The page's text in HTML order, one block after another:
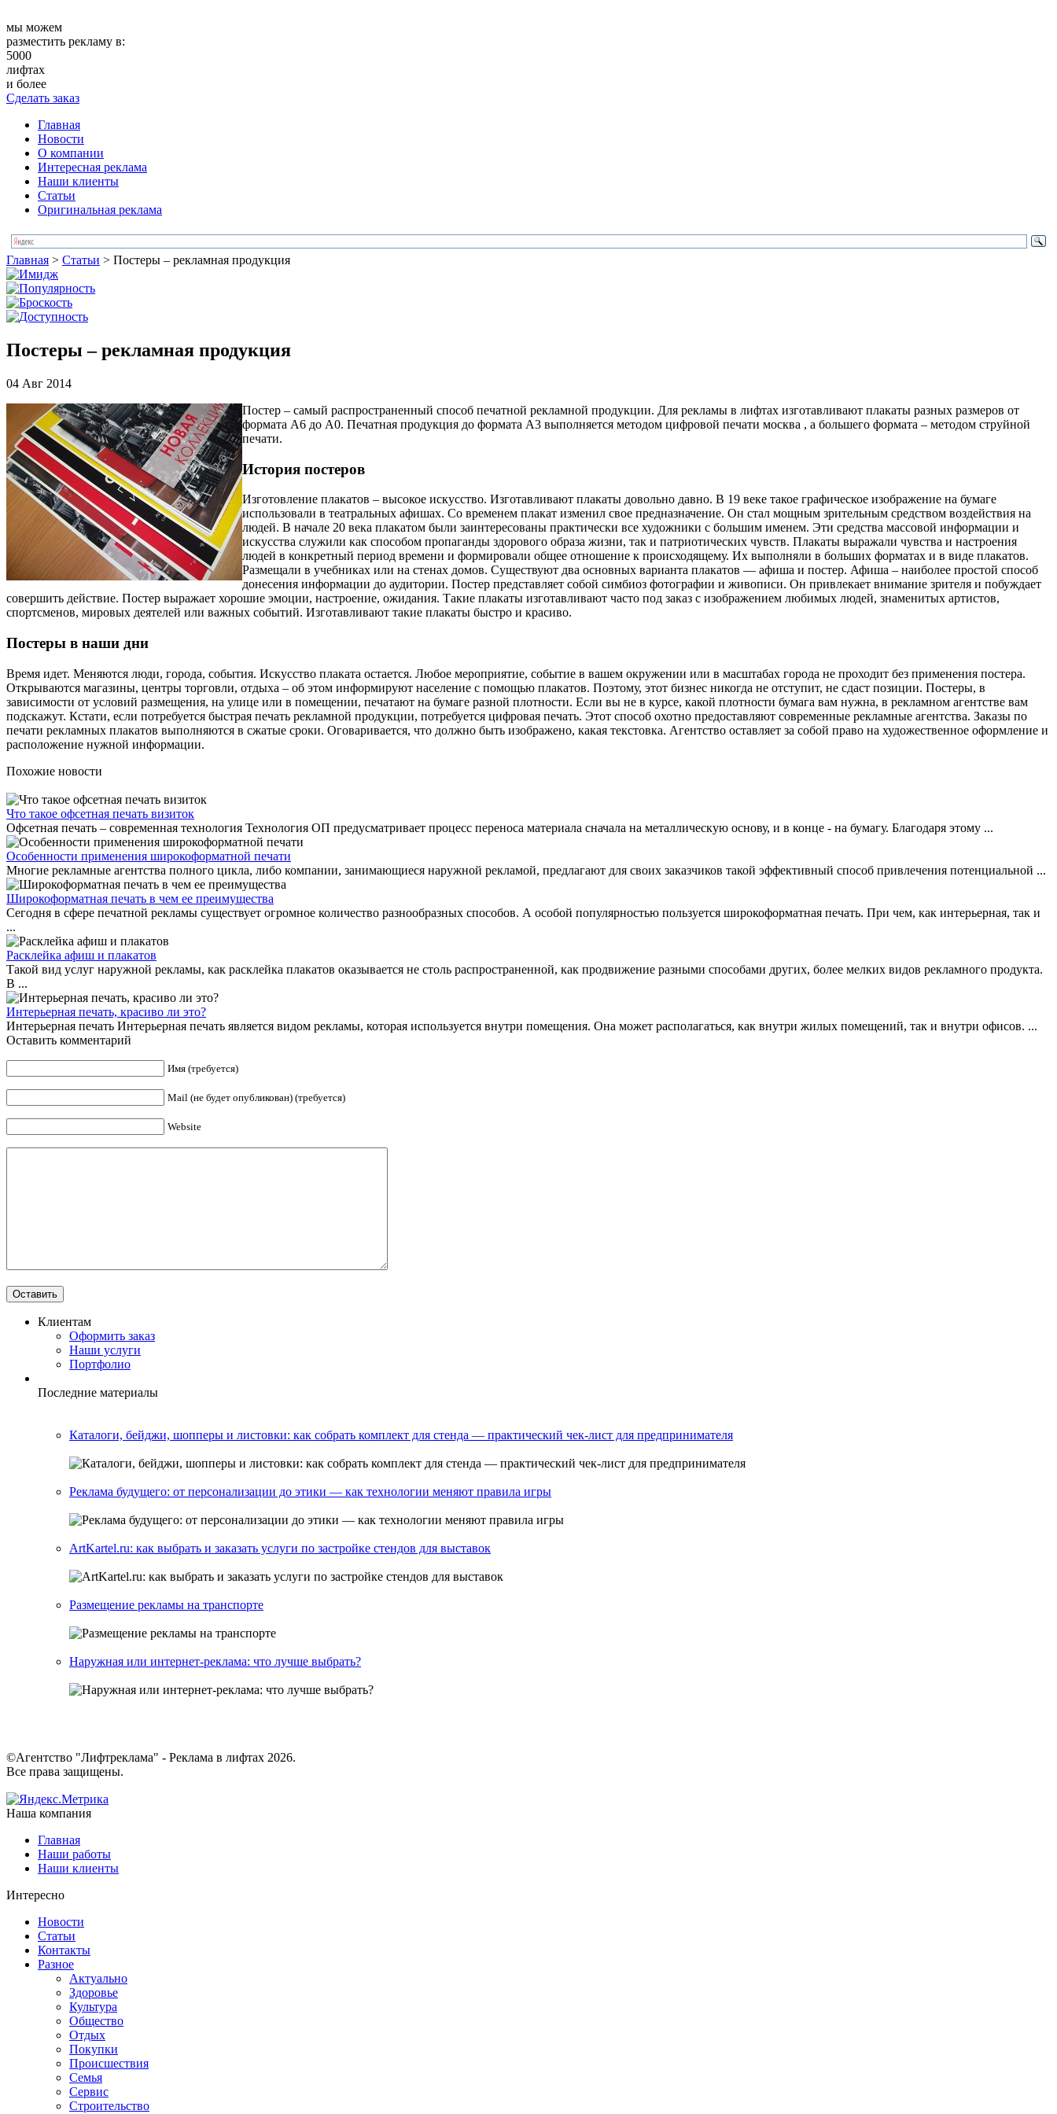
мы можем
разместить рекламу в:
5000
лифтах
и более
Сделать заказ
Главная
Новости
О компании
Интересная реклама
Наши клиенты
Статьи
Оригинальная реклама
Главная > Статьи > Постеры – рекламная продукция
Постеры – рекламная продукция
04 Авг 2014
Постер – самый распространенный способ печатной рекламной продукции. Для рекламы в лифтах изготавливают плакаты разных размеров от
формата А6 до А0. Печатная продукция до формата А3 выполняется методом цифровой печати москва , а большего формата – методом струйной
печати.
История постеров
Изготовление плакатов – высокое искусство. Изготавливают плакаты довольно давно. В 19 веке такое графическое изображение на бумаге
использовали в театральных афишах. Со временем плакат изменил свое предназначение. Он стал мощным зрительным средством воздействия на
людей. В начале 20 века плакатом были заинтересованы практически все художники с большим именем. Эти средства массовой информации и
искусства служили как способом пропаганды здорового образа жизни, так и патриотических чувств. Плакаты выражали чувства и настроения
людей в конкретный период времени и формировали общее отношение к происходящему. Их выполняли в больших форматах и в виде плакатов.
Размещали в учебниках или на стенах домов. Существуют два основных варианта плакатов — афиша и постер. Афиша – наиболее простой способ
донесения информации до аудитории. Постер представляет собой симбиоз фотографии и живописи. Он привлекает внимание зрителя и побуждает
совершить действие. Постер выражает хорошие эмоции, настроение, ожидания. Такие плакаты изготавливают часто под заказ с изображением любимых людей, знаменитых артистов,
спортсменов, мировых деятелей или важных событий. Изготавливают такие плакаты быстро и красиво.
Постеры в наши дни
Время идет. Меняются люди, города, события. Искусство плаката остается. Любое мероприятие, событие в вашем окружении или в масштабах города не проходит без применения постера.
Открываются магазины, центры торговли, отдыха – об этом информируют население с помощью плакатов. Поэтому, этот бизнес никогда не отступит, не сдаст позиции. Постеры, в
зависимости от условий размещения, на улице или в помещении, печатают на бумаге разной плотности. Если вы не в курсе, какой плотности бумага вам нужна, в рекламном агентстве вам
подскажут. Кстати, если потребуется быстрая печать рекламной продукции, потребуется цифровая печать. Этот способ охотно предоставляют современные рекламные агентства. Заказы по
печати рекламных плакатов выполняются в сжатые сроки. Оговаривается, что должно быть изображено, какая текстовка. Агентство оставляет за собой право на художественное оформление и
расположение нужной информации.
Похожие новости
Что такое офсетная печать визиток
Офсетная печать – современная технология Технология ОП предусматривает процесс переноса материала сначала на металлическую основу, и в конце - на бумагу. Благодаря этому ...
Особенности применения широкоформатной печати
Многие рекламные агентства полного цикла, либо компании, занимающиеся наружной рекламой, предлагают для своих заказчиков такой эффективный способ привлечения потенциальной ...
Широкоформатная печать в чем ее преимущества
Сегодня в сфере печатной рекламы существует огромное количество разнообразных способов. А особой популярностью пользуется широкоформатная печать. При чем, как интерьерная, так и
...
Расклейка афиш и плакатов
Такой вид услуг наружной рекламы, как расклейка плакатов оказывается не столь распространенной, как продвижение разными способами других, более мелких видов рекламного продукта.
В ...
Интерьерная печать, красиво ли это?
Интерьерная печать Интерьерная печать является видом рекламы, которая используется внутри помещения. Она может располагаться, как внутри жилых помещений, так и внутри офисов. ...
Оставить комментарий
Имя (требуется)
Mail (не будет опубликован) (требуется)
Website
Клиентам
Оформить заказ
Наши услуги
Портфолио
Последние материалы
Каталоги, бейджи, шопперы и листовки: как собрать комплект для стенда — практический чек-лист для предпринимателя
Реклама будущего: от персонализации до этики — как технологии меняют правила игры
ArtKartel.ru: как выбрать и заказать услуги по застройке стендов для выставок
Размещение рекламы на транспорте
Наружная или интернет-реклама: что лучше выбрать?
©Агентство "Лифтреклама" - Реклама в лифтах 2026.
Все права защищены.
Наша компания
Главная
Наши работы
Наши клиенты
Интересно
Новости
Статьи
Контакты
Разное
Актуально
Здоровье
Культура
Общество
Отдых
Покупки
Происшествия
Семья
Сервис
Строительство